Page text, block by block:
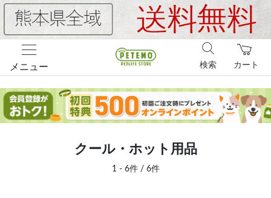
メニュー カート
検索
クール・ホット用品
1 - 6件 / 6件